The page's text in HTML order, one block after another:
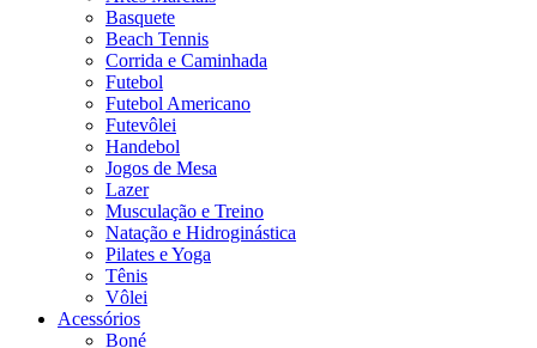
Basquete
Beach Tennis
Corrida e Caminhada
Futebol
Futebol Americano
Futevôlei
Handebol
Jogos de Mesa
Lazer
Musculação e Treino
Natação e Hidroginástica
Pilates e Yoga
Tênis
Vôlei
Acessórios
Boné